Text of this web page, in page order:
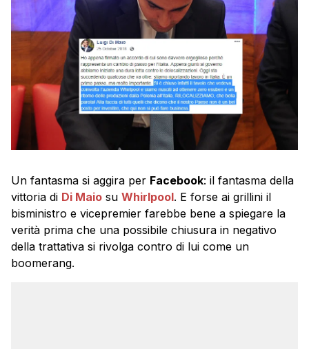
Un fantasma si aggira per Facebook: il fantasma della
vittoria di Di Maio su Whirlpool. E forse ai grillini il
bisministro e vicepremier farebbe bene a spiegare la
verità prima che una possibile chiusura in negativo
della trattativa si rivolga contro di lui come un
boomerang.